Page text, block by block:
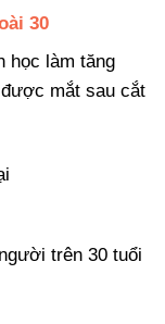
30
học làm tăng
mắt sau cắt
trên 30 tuổi